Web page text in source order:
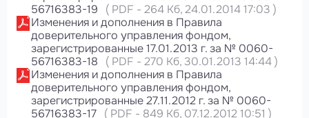
56716383-19
( PDF - 264 Кб, 24.01.2014 17:03 )
Изменения и дополнения в Правила
доверительного управления фондом,
зарегистрированные 17.01.2013 г. за № 0060-
56716383-18
( PDF - 270 Кб, 30.01.2013 14:44)
Изменения и дополнения в Правила
доверительного управления фондом,
зарегистрированные 27.11.2012 г. за № 0060-
56716383-17 ( PDF - 849 Кб, 07.12.2012 10:51 )